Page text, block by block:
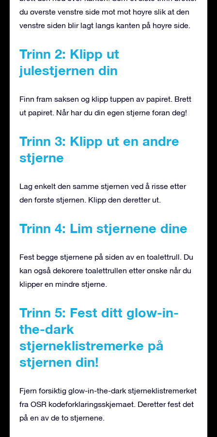
du øverste venstre side mot mot høyre slik at den
venstre siden blir lagt langs kanten på høyre side.
Trinn 2: Klipp ut
julestjernen din
Finn fram saksen og klipp tuppen av papiret. Brett
ut papiret. Når har du din egen stjerne foran deg!
Trinn 3: Klipp ut en andre
stjerne
Lag enkelt den samme stjernen ved å risse etter
den første stjernen. Klipp den deretter ut.
Trinn 4: Lim stjernene dine
Fest begge stjernene på siden av en toalettrull. Du
kan også dekorere toalettrullen etter ønske når du
klipper en mindre stjerne.
Trinn 5: Fest ditt glow-in-
the-dark
stjerneklistremerke på
stjernen din!
Fjern forsiktig glow-in-the-dark stjerneklistremerket
fra OSR kodeforklaringsskjemaet. Deretter fest det
på en av de to stjernene.